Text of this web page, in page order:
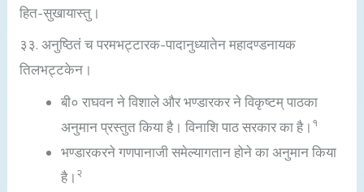
हित-सुखायास्तु।
३३. अनुष्ठितं च परमभट्टारक-पादानुध्यातेन महादण्डनायक
तिलभट्टकेन।
बी० राघवन ने विशाले और भण्डारकर ने विकृष्टम् पाठका
अनुमान प्रस्तुत किया है। विनाशि पाठ सरकार का है। १
भण्डारकरने गणपानाजी समेल्यागतान होने का अनुमान किया
है। २